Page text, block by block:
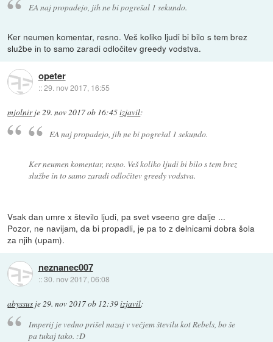
EA naj propadejo, jih ne bi pogrešal 1 sekundo.
Ker neumen komentar, resno. Veš koliko ljudi bi bilo s tem brez
službe in to samo zaradi odločitev greedy vodstva.
opeter
::29. nov 2017, 16:55
mjolnirje29. nov 2017 ob 16:45izjavil:
EA naj propadejo, jih ne bi pogrešal 1 sekundo.
Ker neumen komentar, resno. Veš koliko ljudi bi bilo s tem brez
službe in to samo zaradi odločitev greedy vodstva.
Vsak dan umre x število ljudi, pa svet vseeno gre dalje ...
Pozor, ne navijam, da bi propadli, je pa to z delnicami dobra šola
za njih (upam).
neznanec007
::30. nov 2017, 06:08
abyssus je29. nov 2017 ob 12:39izjavil:
Imperij je vedno prišel nazaj v večjem številu kot Rebels, bo še
pa tukaj tako. :D